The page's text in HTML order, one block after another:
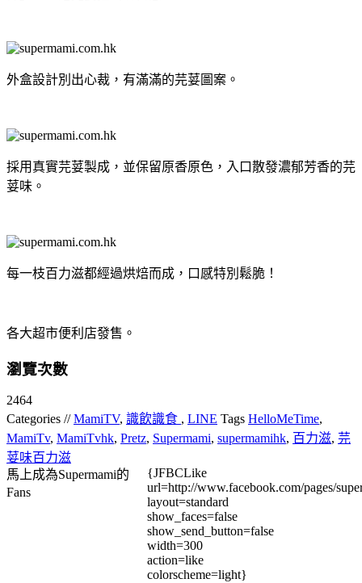
外盒設計別出心裁，有滿滿的芫荽圖案。
採用真實芫荽製成，並保留原香原色，入口散發濃郁芳香的芫
荽味。
每一枝百力滋都經過烘焙而成，口感特別鬆脆！
各大超市便利店發售。
瀏覽次數
2464
Categories //MamiTV, 識飲識食 , LINE Tags HelloMeTime,
MamiTv, MamiTvhk, Pretz, Supermami, supermamihk, 百力滋, 芫
荽味百力滋
馬上成為Supermami的
Fans
{JFBCLike
url=http://www.facebook.com/pages/
layout=standard
show_faces=false
show_send_button=false
width=300
action=like
colorscheme=light}